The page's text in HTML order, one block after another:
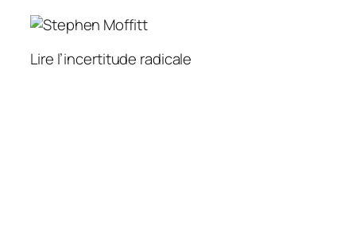
Lire l’incertitude radicale